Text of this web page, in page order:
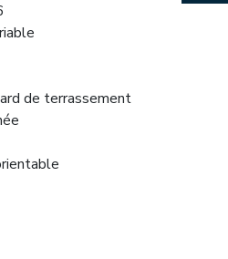
de terrassement